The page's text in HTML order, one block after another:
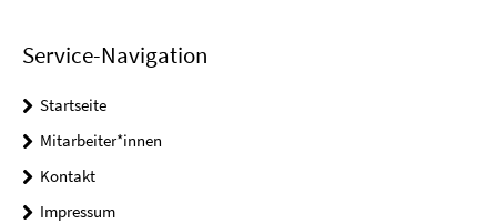
Service-Navigation
Startseite
Mitarbeiter*innen
Kontakt
Impressum